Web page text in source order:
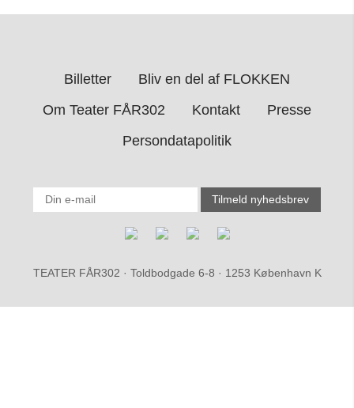
Billetter
Bliv en del af FLOKKEN
Om Teater FÅR302
Kontakt
Presse
Persondatapolitik
TEATER FÅR302 · Toldbodgade 6-8 · 1253 København K